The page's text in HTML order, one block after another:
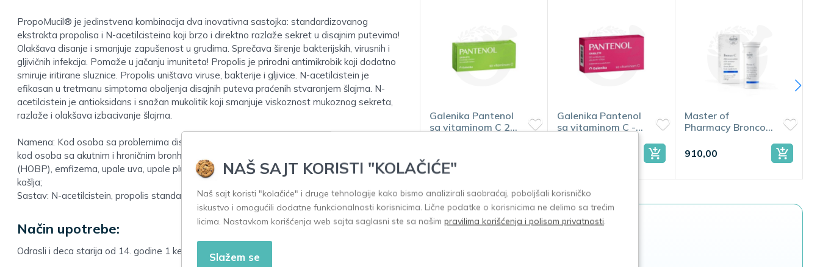
PropoMucil® je jedinstvena kombinacija dva inovativna sastojka: standardizovanog
ekstrakta propolisa i N-acetilcisteina koji brzo i direktno razlaže sekret u disajnim putevima!
Olakšava disanje i smanjuje zapušenost u grudima. Sprečava širenje bakterijskih, virusnih i
gljivičnih infekcija. Pomaže u jačanju imuniteta! Propolis je prirodni antimikrobik koji dodatno
smiruje iritirane sluznice. Propolis uništava viruse, bakterije i gljivice. N-acetilcistein je
efikasan u tretmanu simptoma oboljenja disajnih puteva praćenih stvaranjem šlajma. N-
acetilcistein je antioksidans i snažan mukolitik koji smanjuje viskoznost mukoznog sekreta,
razlaže i olakšava izbacivanje šlajma.
Namena: Kod osoba sa problemima disajnih puteva praćenih stvaranjem šlajma, pomaže
kod osoba sa akutnim i hroničnim bronhitisom, hroničnom opstruktivnom bolešću pluća
(HOBP), emfizema, upale uva, upale pluća, sinuzitisa, prehlade i gripa, kod produktivnog
kašlja;
Sastav: N-acetilcistein, propolis standarizovan na 12% ukupnih polifenola;
Način upotrebe:
Odrasli i deca starija od 14. godine 1 kesica praška, rastvorenog u vodi.
Galenika Pantenol
sa vitaminom C -
Master of
Pharmacy Bronco
Master of
Pharmacy Broncho
780,00
NAŠ SAJT KORISTI "KOLAČIĆE"
Naš sajt koristi "kolačiće" i druge tehnologije kako bismo analizirali saobraćaj, poboljšali korisničko
iskustvo i omogućili dodatne funkcionalnosti korisnicima. Lične podatke o korisnicima ne delimo sa trećim
licima. Nastavkom korišćenja web sajta saglasni ste sa našim pravilima korišćenja i polisom privatnosti.
Slažem se